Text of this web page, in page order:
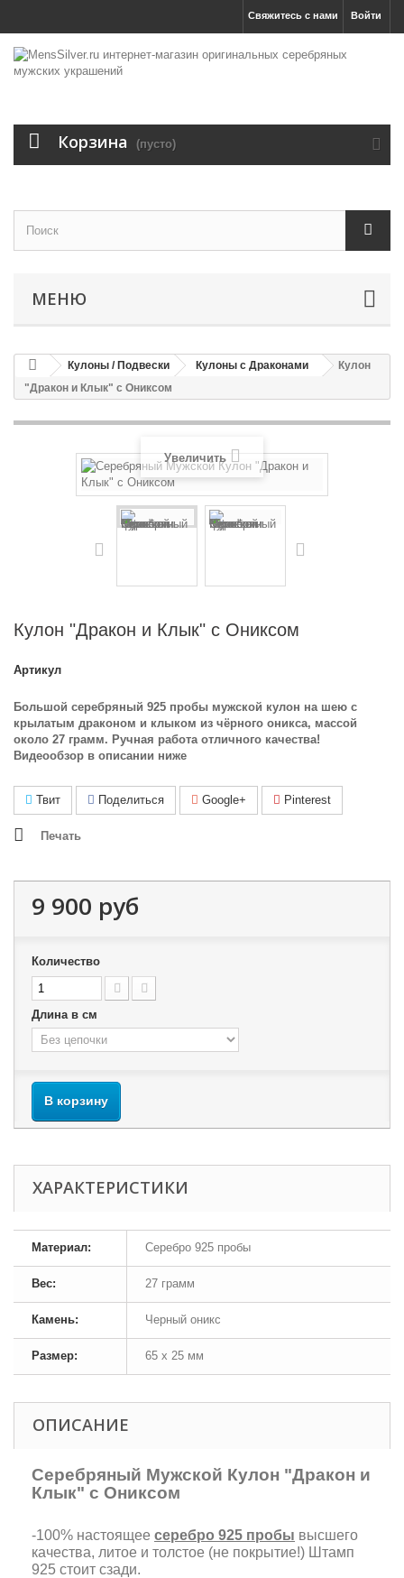
Войти
Свяжитесь с нами
Корзина (пусто)
МЕНЮ
Кулоны / Подвески Кулоны с Драконами
Кулон
"Дракон и Клык" с Ониксом
Увеличить
Кулон "Дракон и Клык" с Ониксом
Артикул
Большой серебряный 925 пробы мужской кулон на шею с
крылатым драконом и клыком из чёрного оникса, массой
около 27 грамм. Ручная работа отличного качества!
Видеообзор в описании ниже
Твит Поделиться Google+ Pinterest
Печать
9 900 руб
Количество
Длина в см
В корзину
ХАРАКТЕРИСТИКИ
Материал: Серебро 925 пробы
Вес: 27 грамм
Камень: Черный оникс
Размер: 65 х 25 мм
ОПИСАНИЕ
Серебряный Мужской Кулон "Дракон и
Клык" с Ониксом
-100% настоящее серебро 925 пробы высшего
качества, литое и толстое (не покрытие!) Штамп
925 стоит сзади.